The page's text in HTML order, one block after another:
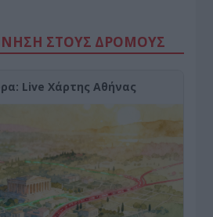
ΣΤΟΥΣ ΔΡΌΜΟΥΣ
Live Χάρτης Αθήνας